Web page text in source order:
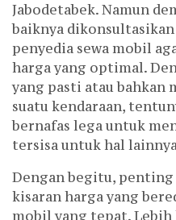
Jabodetabek. Namun
baiknya
penyedia sewa mobil
harga yang optimal.
yang pasti atau bahkan
suatu kendaraan,
bernafas lega untuk
tersisa untuk hal
Dengan begitu,
kisaran harga yang
mobil yang tepat. Lebih